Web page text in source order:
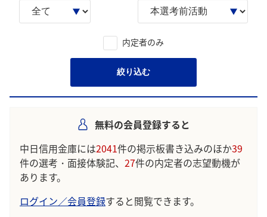
内定者のみ
絞り込む
無料の会員登録すると
中日信用金庫には2041件の掲示板書き込みのほか39
件の選考・面接体験記、 27件の内定者の志望動機が
あります。
ログイン／会員登録すると閲覧できます。